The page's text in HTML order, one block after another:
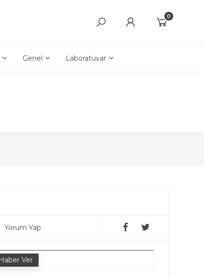
0
Genel Laboratuvar
Yorum Yap